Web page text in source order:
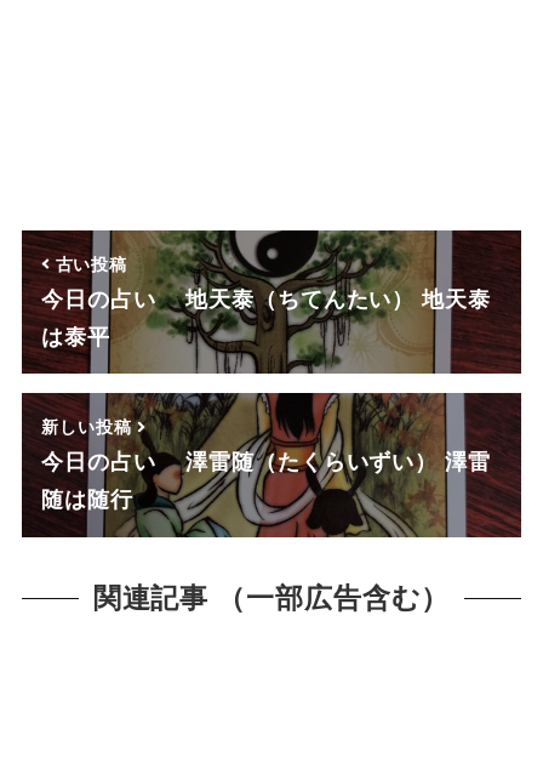
古い投稿
今日の占い 地天泰（ちてんたい） 地天泰
は泰平
新しい投稿
今日の占い 澤雷随（たくらいずい） 澤雷
随は随行
関連記事 （一部広告含む）